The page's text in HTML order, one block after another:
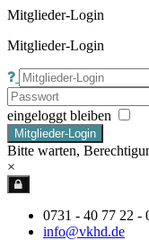
Mitglieder-Login
Mitglieder-Login
eingeloggt bleiben
Mitglieder-Login
Bitte warten,
×
0731 - 40 77 22 -
info@vkhd.de